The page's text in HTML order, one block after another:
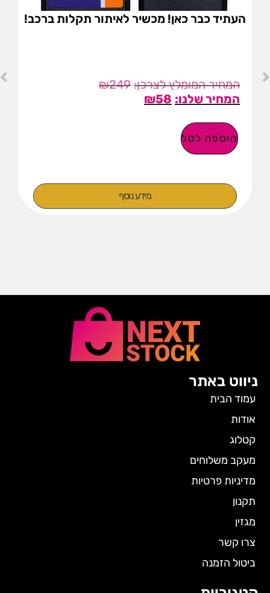
העתיד כבר כאן! מכשיר לאיתור תקלות ברכב!
₪249
₪58
הוספה לסל
מידע נוסף
ניווט באתר
עמוד הבית
אודות
קטלוג
מעקב משלוחים
מדיניות פרטיות
תקנון
מגזין
צרו קשר
ביטול הזמנה